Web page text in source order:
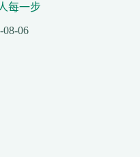
每一步
08-06